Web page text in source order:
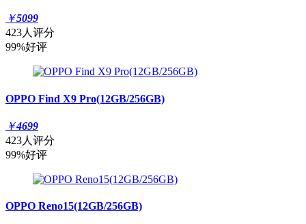
￥5099
423人评分
99%好评
OPPO Find X9 Pro(12GB/256GB)
￥4699
423人评分
99%好评
OPPO Reno15(12GB/256GB)